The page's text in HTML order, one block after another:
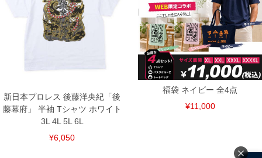
新日本プロレス 後藤洋央紀「後
藤幕府」 半袖 Tシャツ ホワイト
3L 4L 5L 6L
¥6,050
福袋 ネイビー 全4点
¥11,000